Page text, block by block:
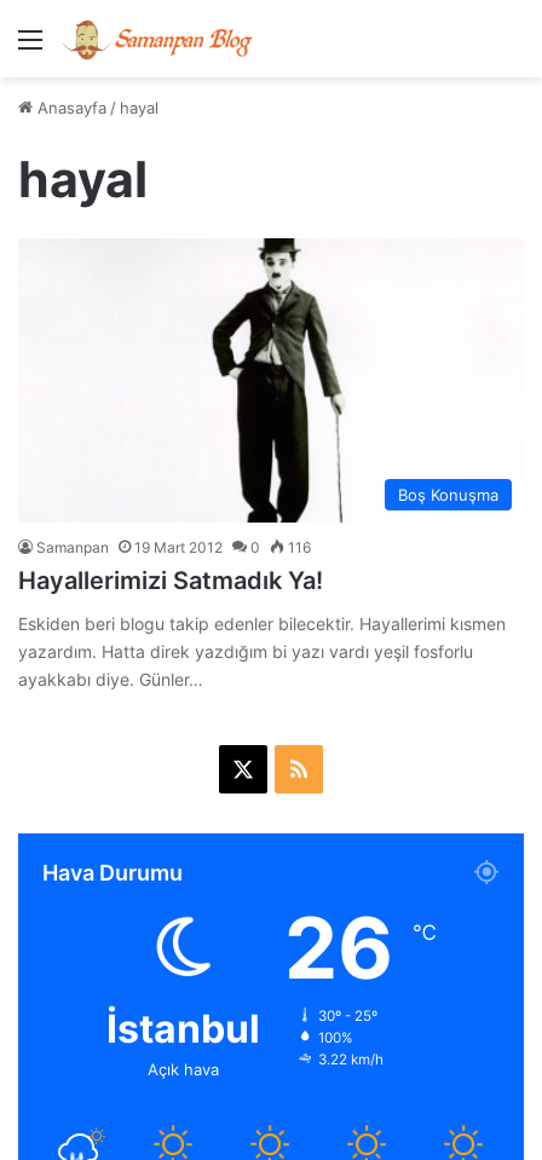
Menü
Anasayfa / hayal
hayal
Boş Konuşma
Samanpan 19 Mart 2012 0 116
Hayallerimizi Satmadık Ya!
Eskiden beri blogu takip edenler bilecektir. Hayallerimi kısmen
yazardım. Hatta direk yazdığım bi yazı vardı yeşil fosforlu
ayakkabı diye. Günler…
Hava Durumu
İstanbul
Açık hava
26 ℃
30º - 25º
100%
3.22 km/h